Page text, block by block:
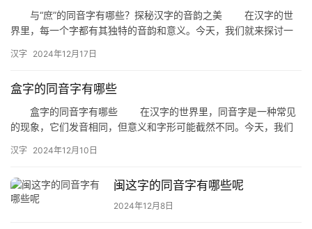
与“庶”的同音字有哪些？探秘汉字的音韵之美 在汉字的世
界里，每一个字都有其独特的音韵和意义。今天，我们就来探讨一
汉字 2024年12月17日
盒字的同音字有哪些
盒字的同音字有哪些 在汉字的世界里，同音字是一种常见
的现象，它们发音相同，但意义和字形可能截然不同。今天，我们
的…
汉字 2024年12月10日
闽这字的同音字有哪些呢
2024年12月8日